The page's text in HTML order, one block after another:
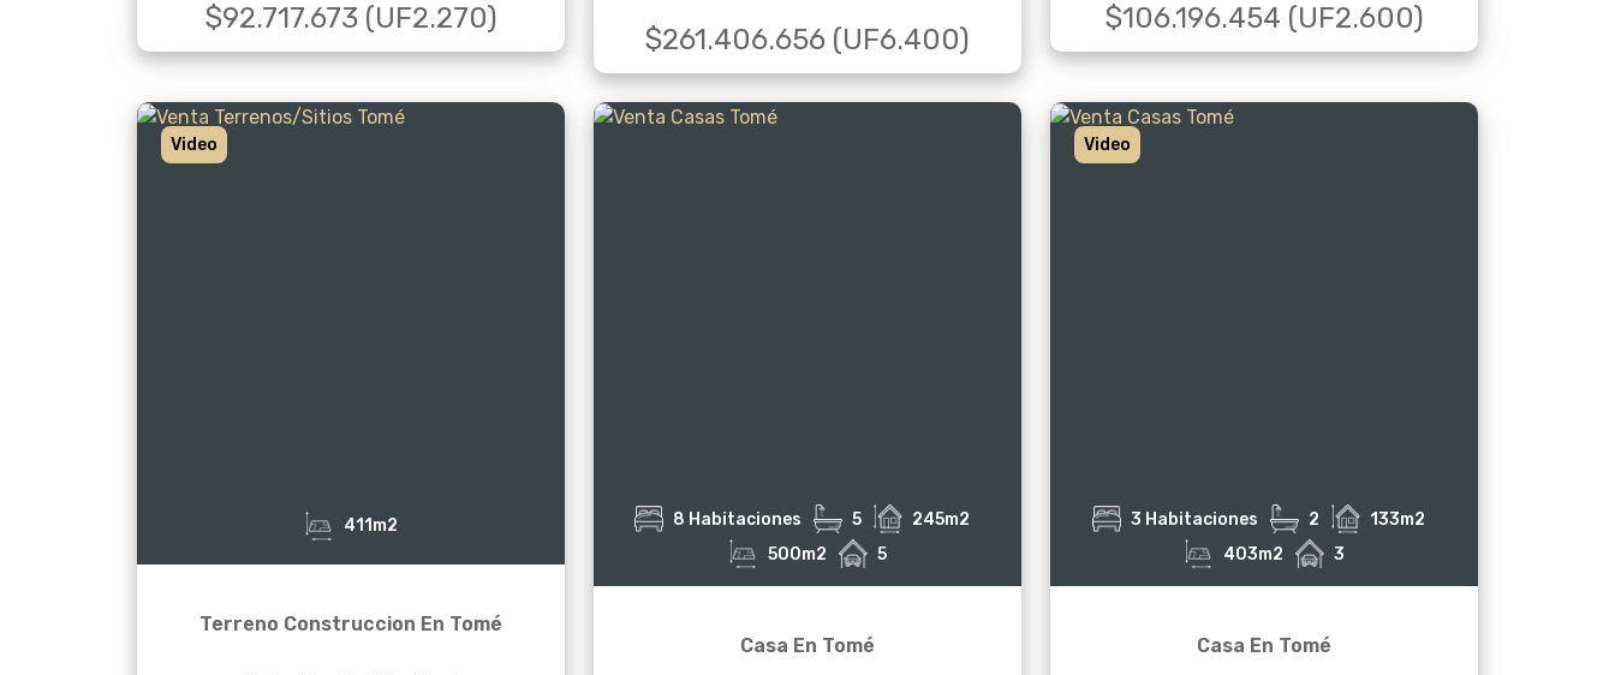
$92.717.673 (UF2.270)
$261.406.656 (UF6.400)
$106.196.454 (UF2.600)
Video
411m2
Terreno Construccion En Tomé
8 Habitaciones 5
245m2
500m2
5
Casa En Tomé
Video
3 Habitaciones 2
133m2
403m2
3
Casa En Tomé